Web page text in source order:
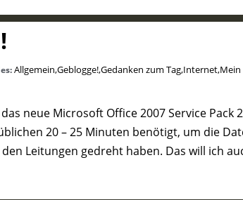
Allgemein,Geblogge!,Gedanken zum Tag,Internet,Mein
neue Microsoft Office 2007 Service
20 – 25 Minuten benötigt, um die
Leitungen gedreht haben. Das will ich